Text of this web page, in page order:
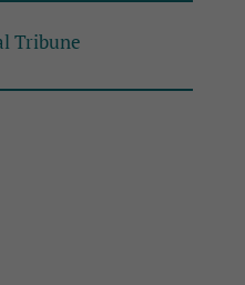
Tribune